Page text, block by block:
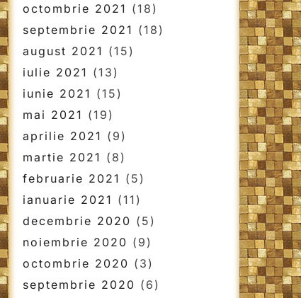
octombrie 2021 (18)
septembrie 2021 (18)
august 2021 (15)
iulie 2021 (13)
iunie 2021 (15)
mai 2021 (19)
aprilie 2021 (9)
martie 2021 (8)
februarie 2021 (5)
ianuarie 2021 (11)
decembrie 2020 (5)
noiembrie 2020 (9)
octombrie 2020 (3)
septembrie 2020 (6)